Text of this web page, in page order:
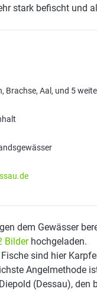
stark befischt und
Brachse, Aal, und 5
dem Gewässer
Bilderhochgeladen.
sind hier
Angelmethode
(Dessau), den